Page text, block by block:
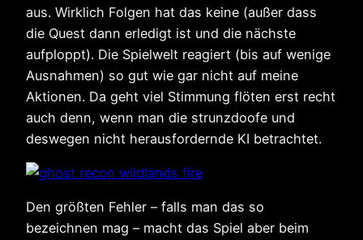
aus. Wirklich Folgen hat das keine (außer dass
die Quest dann erledigt ist und die nächste
aufploppt). Die Spielwelt reagiert (bis auf wenige
Ausnahmen) so gut wie gar nicht auf meine
Aktionen. Da geht viel Stimmung flöten erst recht
auch denn, wenn man die strunzdoofe und
deswegen nicht herausfordernde KI betrachtet.
Den größten Fehler – falls man das so
bezeichnen mag – macht das Spiel aber beim